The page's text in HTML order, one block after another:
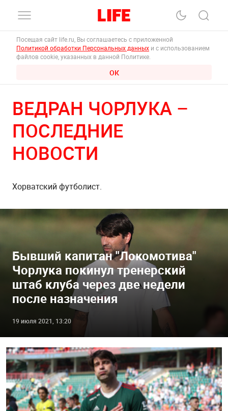
Посещая сайт life.ru, Вы соглашаетесь с приложенной
Политикой обработки Персональных данных и с использованием
файлов cookie, указанных в данной Политике.
ОК
ВЕДРАН ЧОРЛУКА –
ПОСЛЕДНИЕ
НОВОСТИ
Бывший капитан "Локомотива"
Чорлука покинул тренерский
штаб клуба через две недели
после назначения
19 июля 2021, 13:20